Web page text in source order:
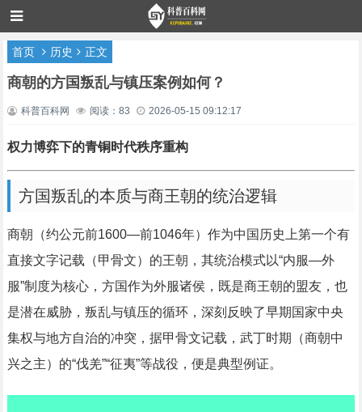
首页 历史 正文
商朝的方国叛乱与镇压案例如何？
科普百科网 阅读：83 2026-05-15 09:12:17
权力博弈下的青铜时代秩序重构
方国叛乱的本质与商王朝的统治逻辑
商朝（约公元前1600—前1046年）作为中国历史上第一个有
直接文字记载（甲骨文）的王朝，其统治模式以“内服—外
服”制度为核心，方国作为外服诸侯，既是商王朝的盟友，也
是潜在威胁，叛乱与镇压的循环，深刻反映了早期国家中央
集权与地方自治的冲突，据甲骨文记载，武丁时期（商朝中
兴之主）的“伐羌”“征夷”等战役，便是典型例证。